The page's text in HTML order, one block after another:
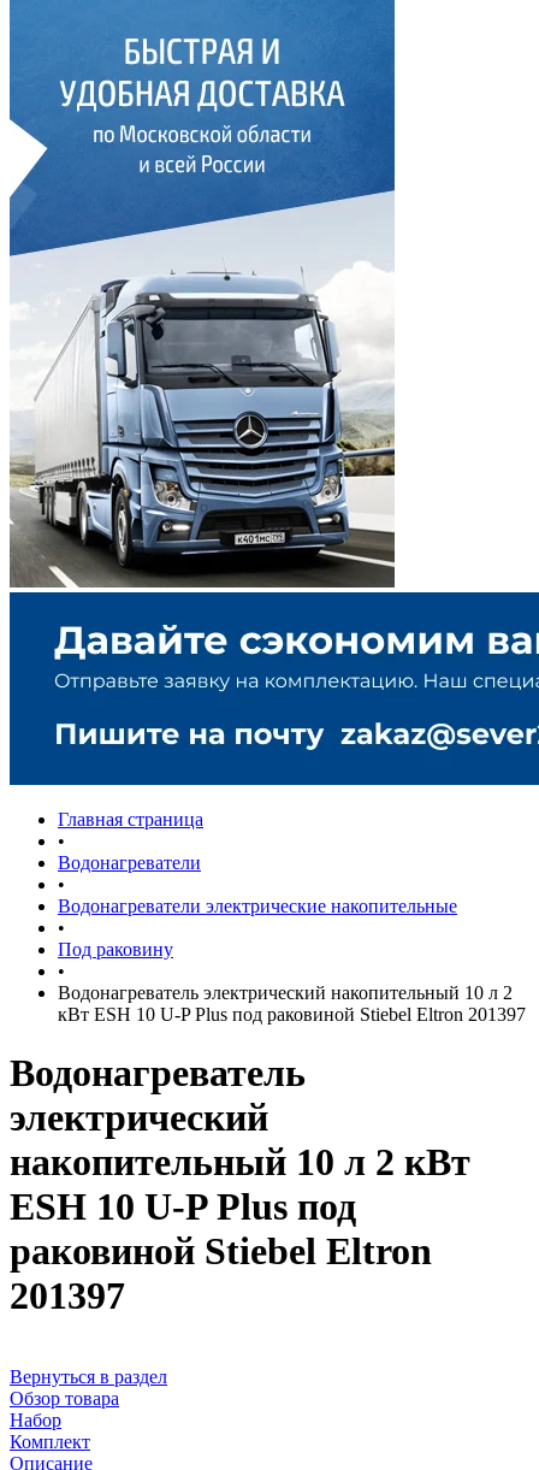
Главная страница
•
Водонагреватели
•
Водонагреватели электрические накопительные
•
Под раковину
•
Водонагреватель электрический накопительный 10 л 2
кВт ESH 10 U-P Plus под раковиной Stiebel Eltron 201397
Водонагреватель
электрический
накопительный 10 л 2 кВт
ESH 10 U-P Plus под
раковиной Stiebel Eltron
201397
Вернуться в раздел
Обзор товара
Набор
Комплект
Описание